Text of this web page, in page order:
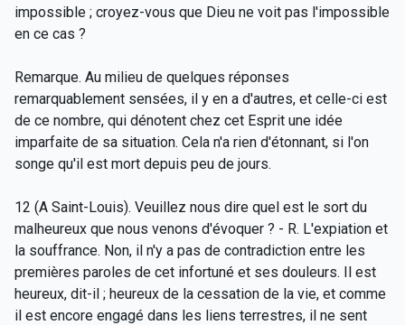
impossible ; croyez-vous que Dieu ne voit pas l'impossible
en ce cas ?
Remarque. Au milieu de quelques réponses
remarquablement sensées, il y en a d'autres, et celle-ci est
de ce nombre, qui dénotent chez cet Esprit une idée
imparfaite de sa situation. Cela n'a rien d'étonnant, si l'on
songe qu'il est mort depuis peu de jours.
12 (A Saint-Louis). Veuillez nous dire quel est le sort du
malheureux que nous venons d'évoquer ? - R. L'expiation et
la souffrance. Non, il n'y a pas de contradiction entre les
premières paroles de cet infortuné et ses douleurs. Il est
heureux, dit-il ; heureux de la cessation de la vie, et comme
il est encore engagé dans les liens terrestres, il ne sent